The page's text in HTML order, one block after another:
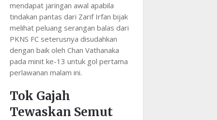
mendapat jaringan awal apabila
tindakan pantas dari Zarif Irfan bijak
melihat peluang serangan balas dari
PKNS FC seterusnya disudahkan
dengan baik oleh Chan Vathanaka
pada minit ke-13 untuk gol pertama
perlawanan malam ini.
Tok Gajah
Tewaskan Semut